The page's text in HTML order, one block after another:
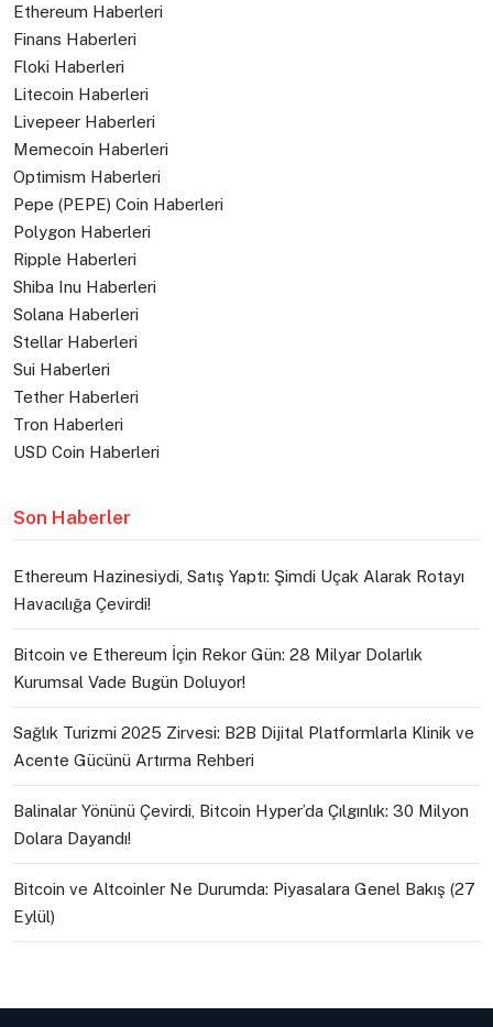
Ethereum Haberleri
Finans Haberleri
Floki Haberleri
Litecoin Haberleri
Livepeer Haberleri
Memecoin Haberleri
Optimism Haberleri
Pepe (PEPE) Coin Haberleri
Polygon Haberleri
Ripple Haberleri
Shiba Inu Haberleri
Solana Haberleri
Stellar Haberleri
Sui Haberleri
Tether Haberleri
Tron Haberleri
USD Coin Haberleri
Son Haberler
Ethereum Hazinesiydi, Satış Yaptı: Şimdi Uçak Alarak Rotayı
Havacılığa Çevirdi!
Bitcoin ve Ethereum İçin Rekor Gün: 28 Milyar Dolarlık
Kurumsal Vade Bugün Doluyor!
Sağlık Turizmi 2025 Zirvesi: B2B Dijital Platformlarla Klinik ve
Acente Gücünü Artırma Rehberi
Balinalar Yönünü Çevirdi, Bitcoin Hyper’da Çılgınlık: 30 Milyon
Dolara Dayandı!
Bitcoin ve Altcoinler Ne Durumda: Piyasalara Genel Bakış (27
Eylül)